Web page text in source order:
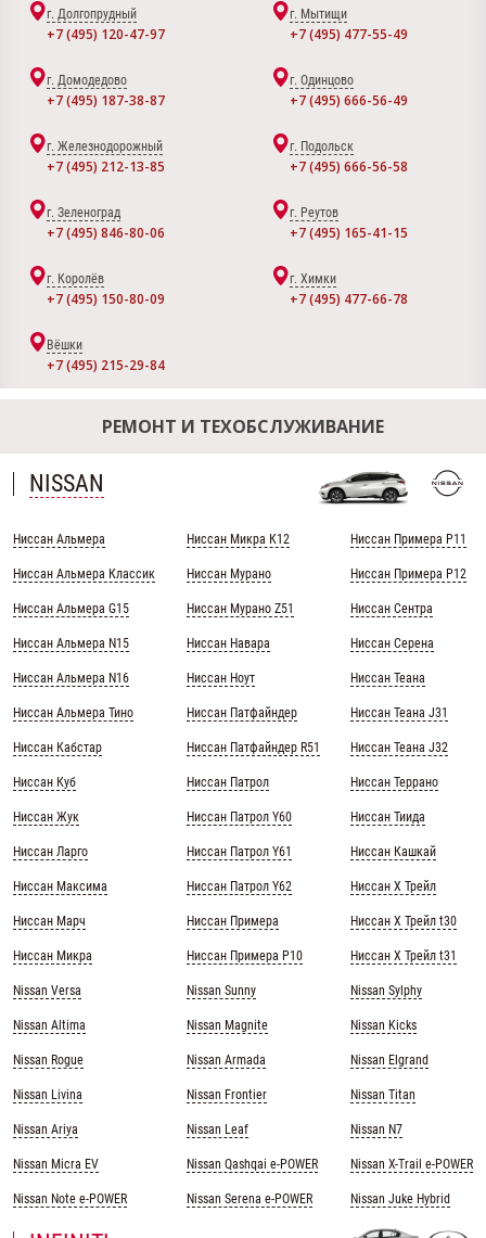
г. Долгопрудный
+7 (495) 120-47-97
г. Мытищи
+7 (495) 477-55-49
г. Домодедово
+7 (495) 187-38-87
г. Одинцово
+7 (495) 666-56-49
г. Железнодорожный
+7 (495) 212-13-85
г. Подольск
+7 (495) 666-56-58
г. Зеленоград
+7 (495) 846-80-06
г. Реутов
+7 (495) 165-41-15
г. Королёв
+7 (495) 150-80-09
г. Химки
+7 (495) 477-66-78
Вёшки
+7 (495) 215-29-84
РЕМОНТ И ТЕХОБСЛУЖИВАНИЕ
NISSAN
Ниссан Альмера
Ниссан Альмера Классик
Ниссан Альмера G15
Ниссан Альмера N15
Ниссан Альмера N16
Ниссан Альмера Тино
Ниссан Кабстар
Ниссан Куб
Ниссан Жук
Ниссан Ларго
Ниссан Максима
Ниссан Марч
Ниссан Микра
Nissan Versa
Nissan Altima
Nissan Rogue
Nissan Livina
Nissan Ariya
Nissan Micra EV
Nissan Note e-POWER
Ниссан Микра К12
Ниссан Мурано
Ниссан Мурано Z51
Ниссан Навара
Ниссан Ноут
Ниссан Патфайндер
Ниссан Патфайндер R51
Ниссан Патрол
Ниссан Патрол Y60
Ниссан Патрол Y61
Ниссан Патрол Y62
Ниссан Примера
Ниссан Примера Р10
Nissan Sunny
Nissan Magnite
Nissan Armada
Nissan Frontier
Nissan Leaf
Nissan Qashqai e-POWER
Nissan Serena e-POWER
Ниссан Примера Р11
Ниссан Примера Р12
Ниссан Сентра
Ниссан Серена
Ниссан Теана
Ниссан Теана J31
Ниссан Теана J32
Ниссан Террано
Ниссан Тиида
Ниссан Кашкай
Ниссан Х Трейл
Ниссан Х Трейл t30
Ниссан Х Трейл t31
Nissan Sylphy
Nissan Kicks
Nissan Elgrand
Nissan Titan
Nissan N7
Nissan X-Trail e-POWER
Nissan Juke Hybrid